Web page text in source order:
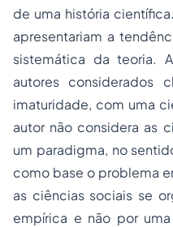
de uma história
apresentariam a
sistemática da teoria.
autores considerados
imaturidade, com uma
autor não considera as
um paradigma, no
como base o problema
as ciências sociais se
empírica e não por